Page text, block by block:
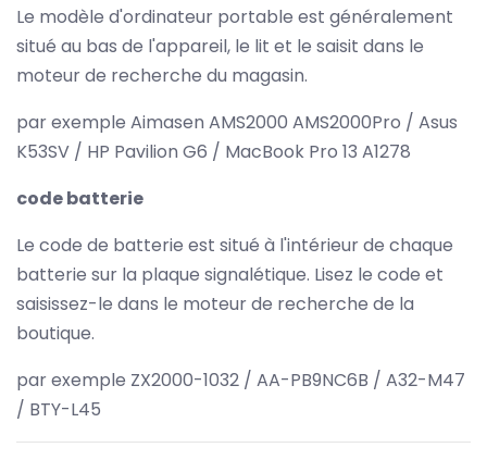
Le modèle d'ordinateur portable est généralement
situé au bas de l'appareil, le lit et le saisit dans le
moteur de recherche du magasin.
par exemple Aimasen AMS2000 AMS2000Pro / Asus
K53SV / HP Pavilion G6 / MacBook Pro 13 A1278
code batterie
Le code de batterie est situé à l'intérieur de chaque
batterie sur la plaque signalétique. Lisez le code et
saisissez-le dans le moteur de recherche de la
boutique.
par exemple ZX2000-1032 / AA-PB9NC6B / A32-M47
/ BTY-L45